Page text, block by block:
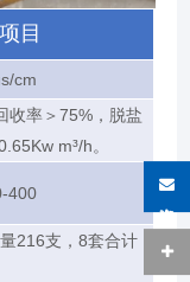
目
cm
收率＞75%，脱盐
m³/h。
400
216支，8套合计